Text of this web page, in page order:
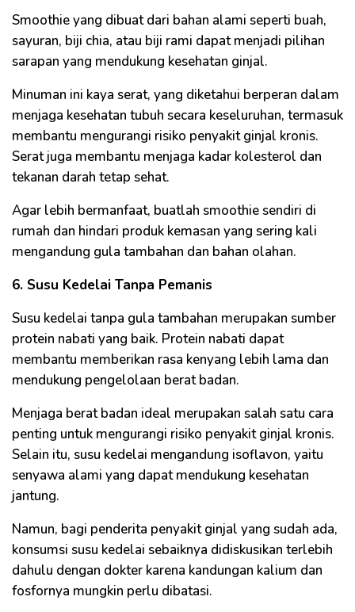
Smoothie yang dibuat dari bahan alami seperti buah,
sayuran, biji chia, atau biji rami dapat menjadi pilihan
sarapan yang mendukung kesehatan ginjal.
Minuman ini kaya serat, yang diketahui berperan dalam
menjaga kesehatan tubuh secara keseluruhan, termasuk
membantu mengurangi risiko penyakit ginjal kronis.
Serat juga membantu menjaga kadar kolesterol dan
tekanan darah tetap sehat.
Agar lebih bermanfaat, buatlah smoothie sendiri di
rumah dan hindari produk kemasan yang sering kali
mengandung gula tambahan dan bahan olahan.
6. Susu Kedelai Tanpa Pemanis
Susu kedelai tanpa gula tambahan merupakan sumber
protein nabati yang baik. Protein nabati dapat
membantu memberikan rasa kenyang lebih lama dan
mendukung pengelolaan berat badan.
Menjaga berat badan ideal merupakan salah satu cara
penting untuk mengurangi risiko penyakit ginjal kronis.
Selain itu, susu kedelai mengandung isoflavon, yaitu
senyawa alami yang dapat mendukung kesehatan
jantung.
Namun, bagi penderita penyakit ginjal yang sudah ada,
konsumsi susu kedelai sebaiknya didiskusikan terlebih
dahulu dengan dokter karena kandungan kalium dan
fosfornya mungkin perlu dibatasi.